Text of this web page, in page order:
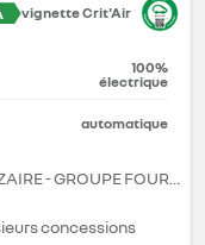
vignette Crit'Air
100%
électrique
automatique
- GROUPE FOURRAGE
concessions